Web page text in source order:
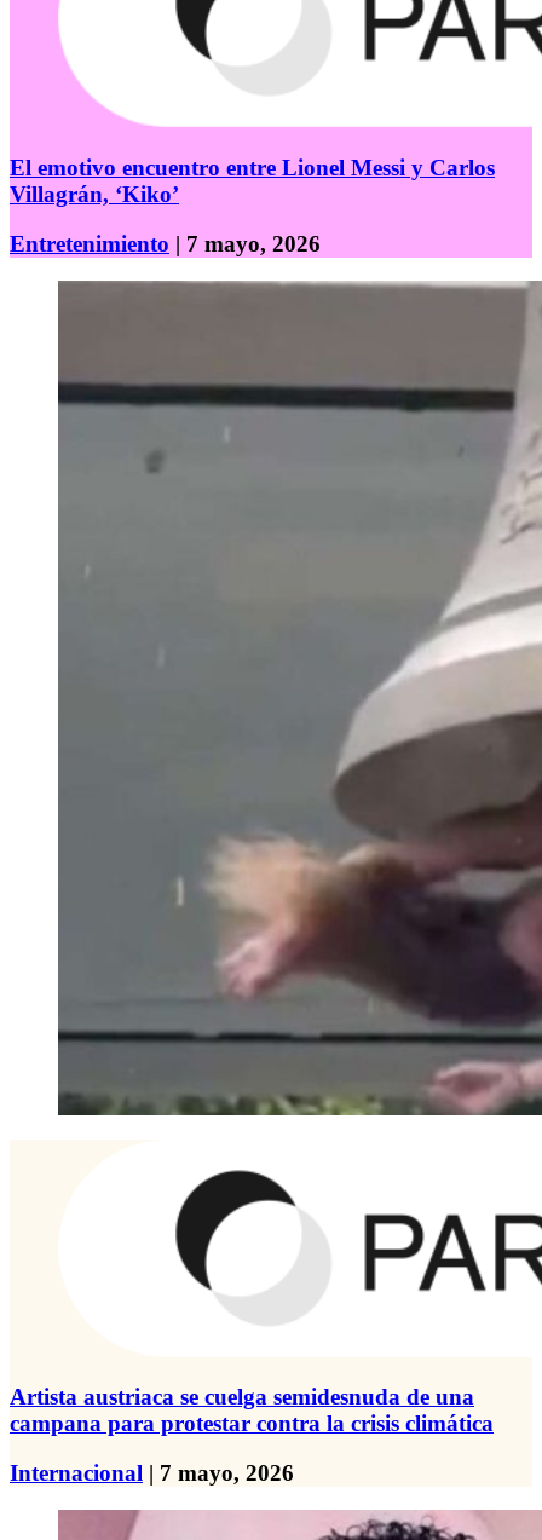
El emotivo encuentro entre Lionel Messi y Carlos
Villagrán, ‘Kiko’
Entretenimiento | 7 mayo, 2026
Artista austriaca se cuelga semidesnuda de una
campana para protestar contra la crisis climática
Internacional | 7 mayo, 2026